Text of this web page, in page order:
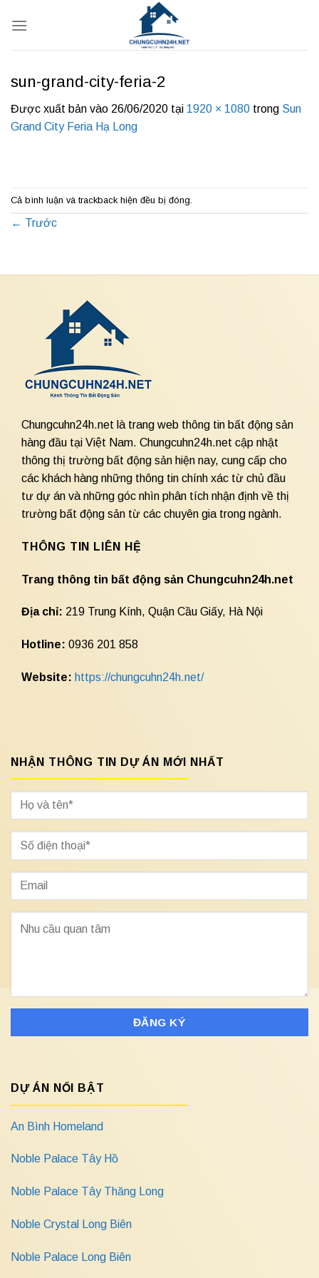
qua
sun-grand-city-feria-2
Được xuất bản vào 26/06/2020 tại 1920 × 1080 trong Sun
Grand City Feria Hạ Long
Cả bình luận và trackback hiện đều bị đóng.
← Trước
Chungcuhn24h.net là trang web thông tin bất động sản
hàng đầu tại Việt Nam. Chungcuhn24h.net cập nhật
thông thị trường bất động sản hiện nay, cung cấp cho
các khách hàng những thông tin chính xác từ chủ đầu
tư dự án và những góc nhìn phân tích nhận định về thị
trường bất động sản từ các chuyên gia trong ngành.
THÔNG TIN LIÊN HỆ
Trang thông tin bất động sản Chungcuhn24h.net
Địa chỉ: 219 Trung Kính, Quận Cầu Giấy, Hà Nội
Hotline: 0936 201 858
Website: https://chungcuhn24h.net/
NHẬN THÔNG TIN DỰ ÁN MỚI NHẤT
DỰ ÁN NỔI BẬT
An Bình Homeland
Noble Palace Tây Hồ
Noble Palace Tây Thăng Long
Noble Crystal Long Biên
Noble Palace Long Biên